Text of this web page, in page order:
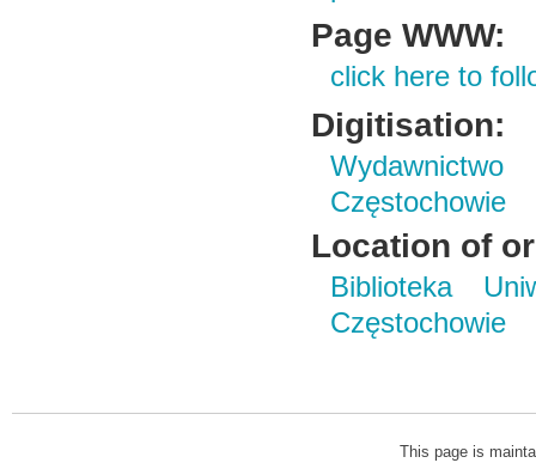
Page WWW:
click here to
Digitisation:
Częstochowie
Location of
Biblioteka
Częstochowie
This page is